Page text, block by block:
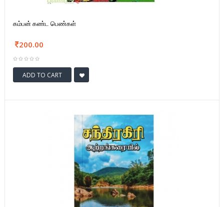
கம்பன் கண்ட பெண்கள்
200.00
ADD TO CART